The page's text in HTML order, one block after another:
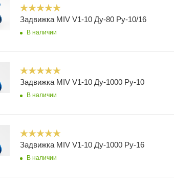
Задвижка MIV V1-10 Ду-80 Ру-10/16
В наличии
Задвижка MIV V1-10 Ду-1000 Ру-10
В наличии
Задвижка MIV V1-10 Ду-1000 Ру-16
В наличии